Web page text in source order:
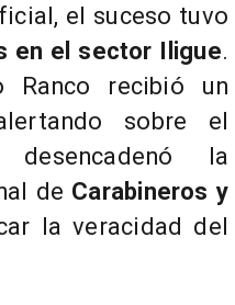
el suceso tuvo
en el sector Iligue.
Ranco recibió un
sobre el
la
de Carabineros y
la veracidad del